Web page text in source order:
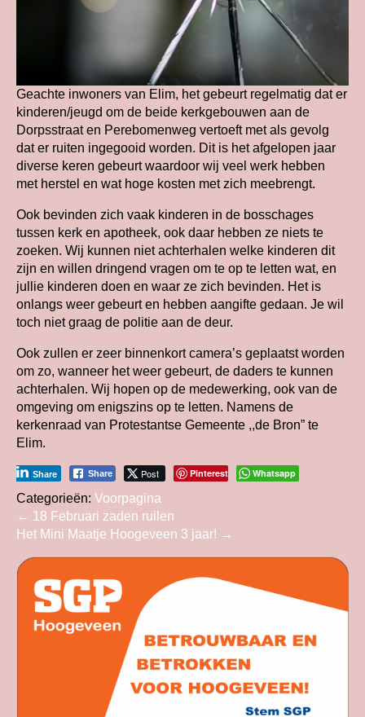
Geachte inwoners van Elim, het gebeurt regelmatig dat er
kinderen/jeugd om de beide kerkgebouwen aan de
Dorpsstraat en Perebomenweg vertoeft met als gevolg
dat er ruiten ingegooid worden. Dit is het afgelopen jaar
diverse keren gebeurt waardoor wij veel werk hebben
met herstel en wat hoge kosten met zich meebrengt.
Ook bevinden zich vaak kinderen in de bosschages
tussen kerk en apotheek, ook daar hebben ze niets te
zoeken. Wij kunnen niet achterhalen welke kinderen dit
zijn en willen dringend vragen om te op te letten wat, en
jullie kinderen doen en waar ze zich bevinden. Het is
onlangs weer gebeurt en hebben aangifte gedaan. Je wil
toch niet graag de politie aan de deur.
Ook zullen er zeer binnenkort camera’s geplaatst worden
om zo, wanneer het weer gebeurt, de daders te kunnen
achterhalen. Wij hopen op de medewerking, ook van de
omgeving om enigszins op te letten. Namens de
kerkenraad van Protestantse Gemeente ,,de Bron” te
Elim.
Share Post
Share Pinterest Whatsapp
Categorieën: Voorpagina
Bericht
navigatie
← 18 Februari zaden ruilen
Het Mini Maatje Hoogeveen 3 jaar! →